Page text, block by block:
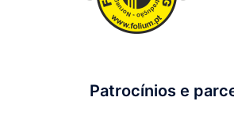
Patrocínios e